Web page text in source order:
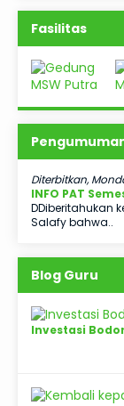
Fasilitas
Diterbitkan,
INFO PAT
DDiberitahukan
Salafy bahwa..
Blog Guru
Investasi